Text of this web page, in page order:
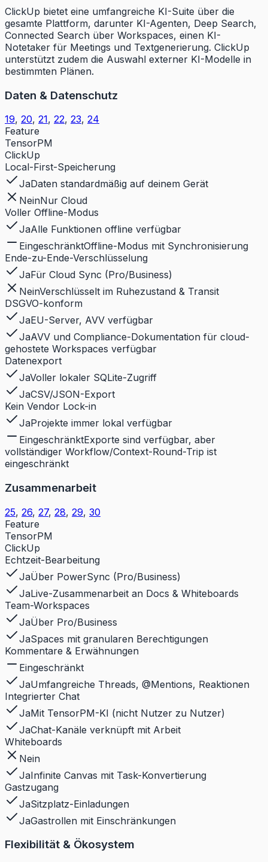
ClickUp bietet eine umfangreiche KI-Suite über die
gesamte Plattform, darunter KI-Agenten, Deep Search,
Connected Search über Workspaces, einen KI-
Notetaker für Meetings und Textgenerierung. ClickUp
unterstützt zudem die Auswahl externer KI-Modelle in
bestimmten Plänen.
Daten & Datenschutz
19, 20, 21, 22, 23, 24
Feature
TensorPM
ClickUp
Local-First-Speicherung
JaDaten standardmäßig auf deinem Gerät
NeinNur Cloud
Voller Offline-Modus
JaAlle Funktionen offline verfügbar
EingeschränktOffline-Modus mit Synchronisierung
Ende-zu-Ende-Verschlüsselung
JaFür Cloud Sync (Pro/Business)
NeinVerschlüsselt im Ruhezustand & Transit
DSGVO-konform
JaEU-Server, AVV verfügbar
JaAVV und Compliance-Dokumentation für cloud-
gehostete Workspaces verfügbar
Datenexport
JaVoller lokaler SQLite-Zugriff
JaCSV/JSON-Export
Kein Vendor Lock-in
JaProjekte immer lokal verfügbar
EingeschränktExporte sind verfügbar, aber
vollständiger Workflow/Context-Round-Trip ist
eingeschränkt
Zusammenarbeit
25, 26, 27, 28, 29, 30
Feature
TensorPM
ClickUp
Echtzeit-Bearbeitung
JaÜber PowerSync (Pro/Business)
JaLive-Zusammenarbeit an Docs & Whiteboards
Team-Workspaces
JaÜber Pro/Business
JaSpaces mit granularen Berechtigungen
Kommentare & Erwähnungen
Eingeschränkt
JaUmfangreiche Threads, @Mentions, Reaktionen
Integrierter Chat
JaMit TensorPM-KI (nicht Nutzer zu Nutzer)
JaChat-Kanäle verknüpft mit Arbeit
Whiteboards
Nein
JaInfinite Canvas mit Task-Konvertierung
Gastzugang
JaSitzplatz-Einladungen
JaGastrollen mit Einschränkungen
Flexibilität & Ökosystem